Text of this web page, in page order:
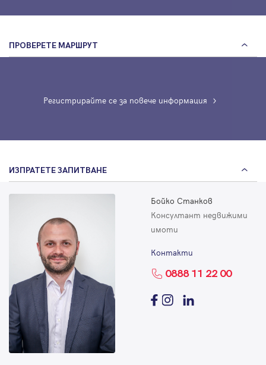
ПРОВЕРЕТЕ МАРШРУТ
Регистрирайте се за повече информация
ИЗПРАТЕТЕ ЗАПИТВАНЕ
Бойко Станков
Консултант недвижими
имоти
Контакти
0888 11 22 00